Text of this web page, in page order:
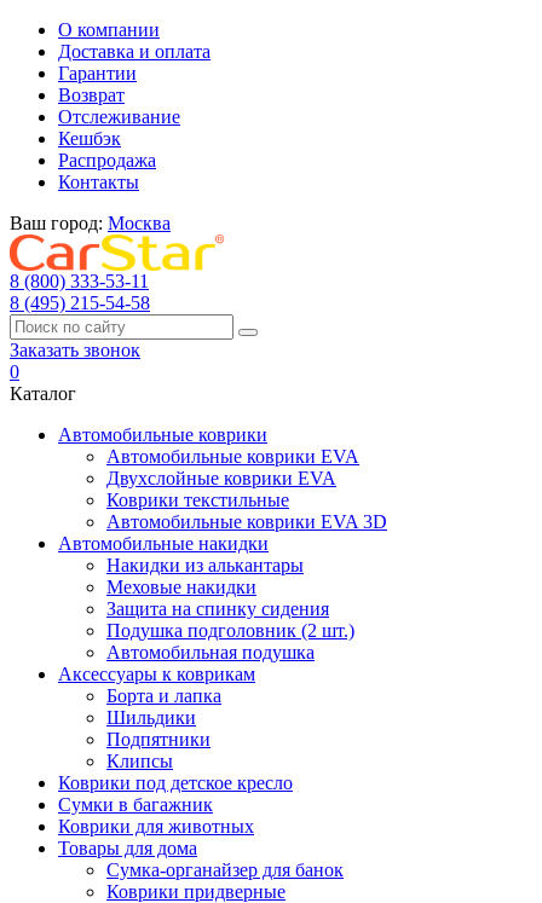
О компании
Доставка и оплата
Гарантии
Возврат
Отслеживание
Кешбэк
Распродажа
Контакты
Ваш город: Москва
8 (800) 333-53-11
8 (495) 215-54-58
Заказать звонок
0
Каталог
Автомобильные коврики
Автомобильные коврики EVA
Двухслойные коврики EVA
Коврики текстильные
Автомобильные коврики EVA 3D
Автомобильные накидки
Накидки из алькантары
Меховые накидки
Защита на спинку сидения
Подушка подголовник (2 шт.)
Автомобильная подушка
Аксессуары к коврикам
Борта и лапка
Шильдики
Подпятники
Клипсы
Коврики под детское кресло
Сумки в багажник
Коврики для животных
Товары для дома
Сумка-органайзер для банок
Коврики придверные